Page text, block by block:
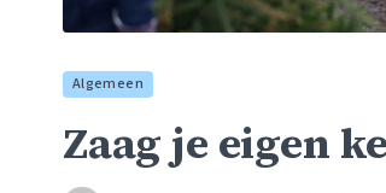
Algemeen
Zaag je eigen